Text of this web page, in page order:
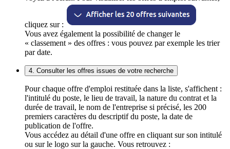
cliquez sur :
Vous avez également la possibilité de changer le
« classement » des offres : vous pouvez par exemple les trier
par date.
4. Consulter les offres issues de votre recherche
Pour chaque offre d'emploi restituée dans la liste, s'affichent :
l'intitulé du poste, le lieu de travail, la nature du contrat et la
durée de travail, le nom de l'entreprise si précisé, les 200
premiers caractères du descriptif du poste, la date de
publication de l'offre.
Vous accédez au détail d'une offre en cliquant sur son intitulé
ou sur le logo sur la gauche. Vous retrouvez :